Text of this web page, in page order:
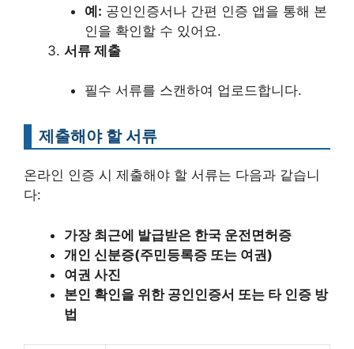
예: 공인인증서나 간편 인증 앱을 통해 본
인을 확인할 수 있어요.
서류 제출
필수 서류를 스캔하여 업로드합니다.
제출해야 할 서류
온라인 인증 시 제출해야 할 서류는 다음과 같습니
다:
가장 최근에 발급받은 한국 운전면허증
개인 신분증(주민등록증 또는 여권)
여권 사진
본인 확인을 위한 공인인증서 또는 타 인증 방
법